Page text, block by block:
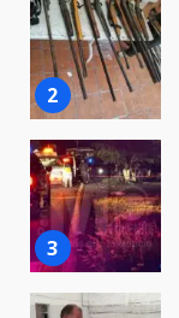
3
4